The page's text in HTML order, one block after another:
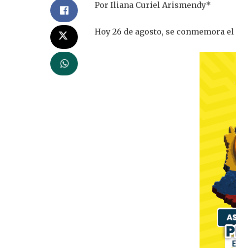
Por Iliana Curiel Arismendy*
Hoy 26 de agosto, se conmemora